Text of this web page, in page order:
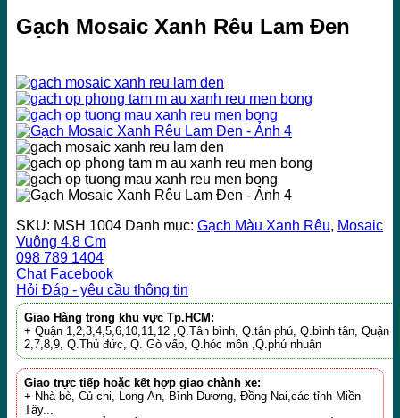
Gạch Mosaic Xanh Rêu Lam Đen
SKU: MSH 1004 Danh mục: Gạch Màu Xanh Rêu, Mosaic
Vuông 4.8 Cm
098 789 1404
Chat Facebook
Hỏi Đáp - yêu cầu thông tin
Giao Hàng trong khu vực Tp.HCM:
+ Quận 1,2,3,4,5,6,10,11,12 ,Q.Tân bình, Q.tân phú, Q.bình tân, Quận
2,7,8,9, Q.Thủ đức, Q. Gò vấp, Q.hóc môn ,Q.phú nhuận
Giao trực tiếp hoặc kết hợp giao chành xe:
+ Nhà bè, Củ chi, Long An, Bình Dương, Đồng Nai,các tỉnh Miền
Tây...